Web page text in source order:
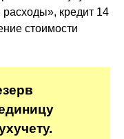
расходы», кредит 14
стоимости